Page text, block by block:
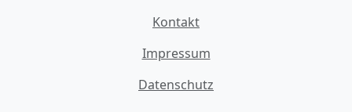
Kontakt
Impressum
Datenschutz